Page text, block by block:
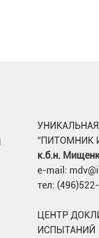
“ПИТОМНИК
к.б.н.
e-mail:
тел:
ЦЕНТР
ИСПЫТАНИЙ